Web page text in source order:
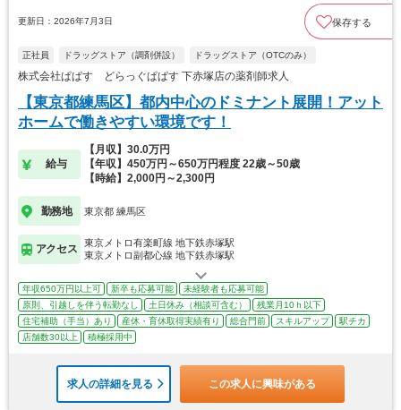
更新日：2026年7月3日 保存する
正社員 ドラッグストア（調剤併設） ドラッグストア（OTCのみ）
株式会社ぱぱす どらっぐぱぱす 下赤塚店の薬剤師求人
【東京都練馬区】都内中心のドミナント展開！アット
ホームで働きやすい環境です！
給与
【月収】30.0万円
【年収】450万円～650万円程度 22歳～50歳
【時給】2,000円～2,300円
勤務地 東京都 練馬区
アクセス
東京メトロ有楽町線 地下鉄赤塚駅
東京メトロ副都心線 地下鉄赤塚駅
年収650万円以上可 新卒も応募可能
未経験者も応募可能
原則、引越しを伴う転勤なし
土日休み（相談可含む）
残業月10ｈ以下
住宅補助（手当）あり
産休・育休取得実績有り 総合門前 スキルアップ
駅チカ
店舗数30以上
積極採用中
求人の詳細を見る この求人に興味がある